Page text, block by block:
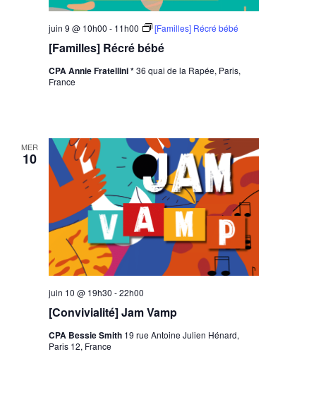
[Familles] Récré bébé
juin 9 @ 10h00 - 11h00 [Familles] Récré bébé
CPA Annie Fratellini *36 quai de la Rapée, Paris,
France
MER
10
[Convivialité] Jam Vamp
juin 10 @ 19h30 -22h00
CPA Bessie Smith 19 rue Antoine Julien Hénard,
Paris 12, France